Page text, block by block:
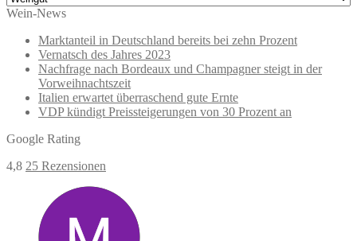
Wein-News
Marktanteil in Deutschland bereits bei zehn Prozent
Vernatsch des Jahres 2023
Nachfrage nach Bordeaux und Champagner steigt in der
Vorweihnachtszeit
Italien erwartet überraschend gute Ernte
VDP kündigt Preissteigerungen von 30 Prozent an
Google Rating
4,8 25 Rezensionen